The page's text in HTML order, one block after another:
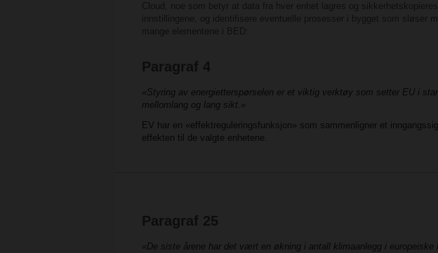
Cloud, noe som betyr at data fra hver enhet lagres og
innstillingene, og identifisere eventuelle prosesser i bygget som sløser
mange elementene i BED:
Paragraf 4
«Styring av energietterspørselen er et viktig verktøy som setter EU i
mellomlang og lang sikt.»
EV har en «effektreguleringsfunksjon» som sammenligner et
effekten til de valgte enhetene.
Paragraf 25
«De siste årene har det vært en økning i antall klimaanlegg i